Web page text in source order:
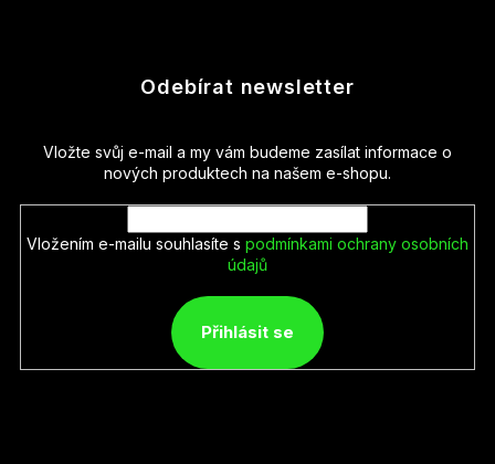
Odebírat newsletter
Vložte svůj e-mail a my vám budeme zasílat informace o
nových produktech na našem e-shopu.
Vložením e-mailu souhlasíte s podmínkami ochrany osobních
údajů
Přihlásit se